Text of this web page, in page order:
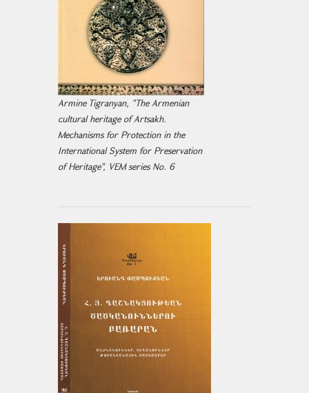
Armine Tigranyan, "The Armenian
cultural heritage of Artsakh.
Mechanisms for Protection in the
International System for Preservation
of Heritage", VEM series No. 6